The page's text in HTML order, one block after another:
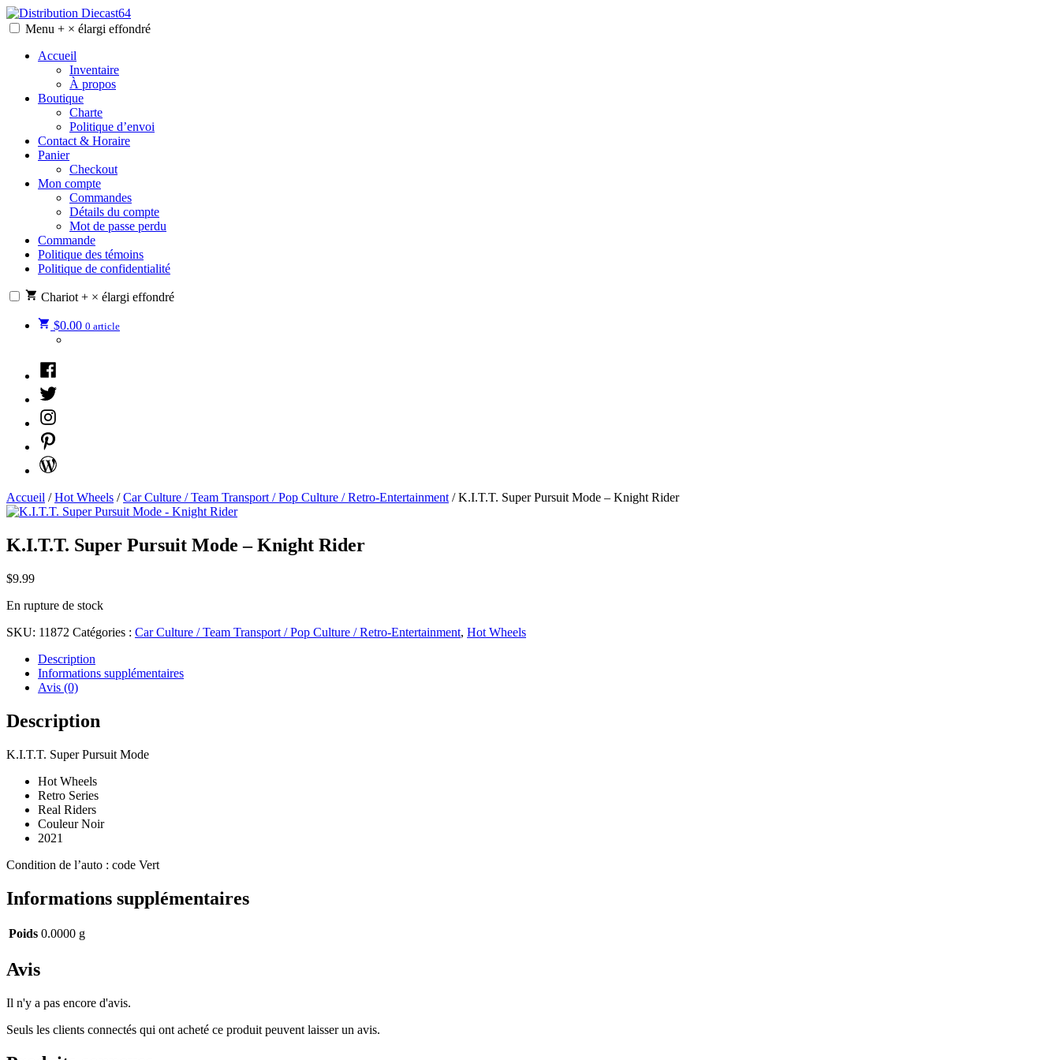
Skip
to
Distribution Diecast64
Une passion, un mode de vie.
Menu + × élargi effondré
Accueil
Inventaire
À propos
Boutique
Charte
Politique d’envoi
Contact & Horaire
Panier
Checkout
Mon compte
Commandes
Détails du compte
Mot de passe perdu
Commande
Politique des témoins
Politique de confidentialité
Chariot + × élargi effondré
$0.00 0 article
Facebook
Twitter
Instagram
Pinterest
WordPress
Accueil /Hot Wheels /Car Culture / Team Transport / Pop Culture / Retro-Entertainment / K.I.T.T. Super Pursuit Mode – Knight Rider
K.I.T.T. Super Pursuit Mode – Knight Rider
$9.99
En rupture de stock
SKU: 11872 Catégories : Car Culture / Team Transport / Pop Culture / Retro-Entertainment, Hot Wheels
Description
Informations supplémentaires
Avis (0)
Description
K.I.T.T. Super Pursuit Mode
Hot Wheels
Retro Series
Real Riders
Couleur Noir
2021
Condition de l’auto : code Vert
Informations supplémentaires
Poids 0.0000 g
Avis
Il n'y a pas encore d'avis.
Seuls les clients connectés qui ont acheté ce produit peuvent laisser un avis.